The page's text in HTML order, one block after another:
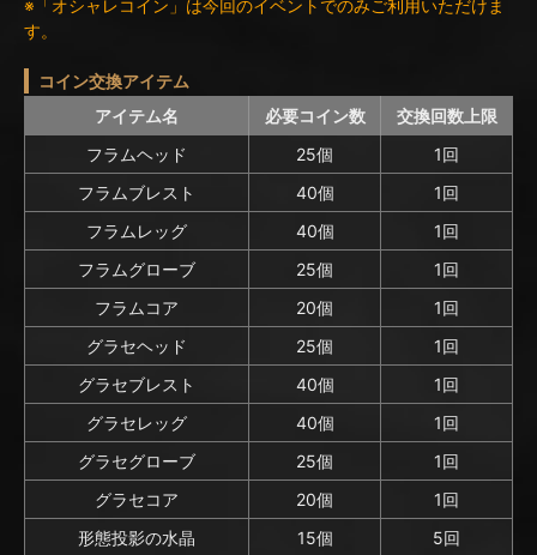
※「オシャレコイン」は今回のイベントでのみご利用いただけま
す。
コイン交換アイテム
アイテム名
必要コイン数
交換回数上限
フラムヘッド
25個
1回
フラムブレスト
40個
1回
フラムレッグ
40個
1回
フラムグローブ
25個
1回
フラムコア
20個
1回
グラセヘッド
25個
1回
グラセブレスト
40個
1回
グラセレッグ
40個
1回
グラセグローブ
25個
1回
グラセコア
20個
1回
形態投影の水晶
15個
5回